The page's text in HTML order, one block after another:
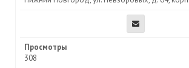
Просмотры
308